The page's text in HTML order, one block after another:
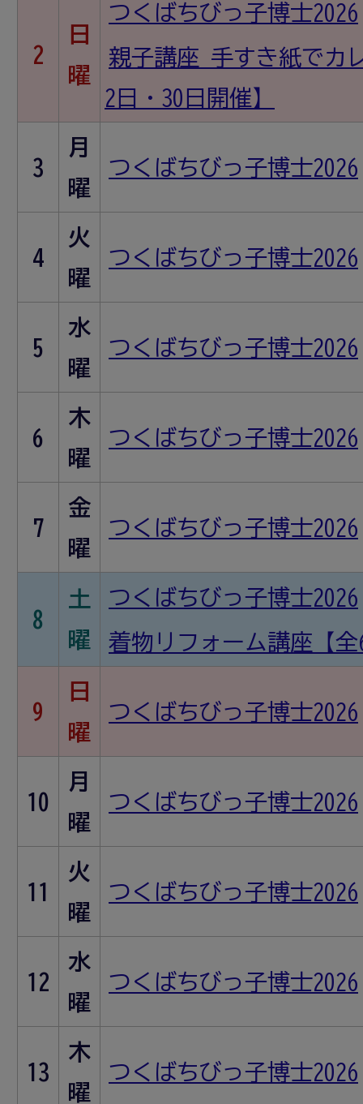
2
日
曜
つくばちびっ子博士2026
親子講座 手すき紙でカ
2日・30日開催】
3
月
曜
つくばちびっ子博士2026
4
火
曜
つくばちびっ子博士2026
5
水
曜
つくばちびっ子博士2026
6
木
曜
つくばちびっ子博士2026
7
金
曜
つくばちびっ子博士2026
8
土
曜
つくばちびっ子博士2026
着物リフォーム講座【
9
日
曜
つくばちびっ子博士2026
10
月
曜
つくばちびっ子博士2026
11
火
曜
つくばちびっ子博士2026
12
水
曜
つくばちびっ子博士2026
13
木
曜
つくばちびっ子博士2026